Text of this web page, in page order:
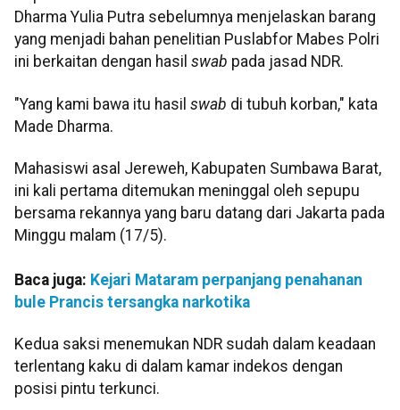
Dharma Yulia Putra sebelumnya menjelaskan barang
yang menjadi bahan penelitian Puslabfor Mabes Polri
ini berkaitan dengan hasil swab pada jasad NDR.
"Yang kami bawa itu hasil swab di tubuh korban," kata
Made Dharma.
Mahasiswi asal Jereweh, Kabupaten Sumbawa Barat,
ini kali pertama ditemukan meninggal oleh sepupu
bersama rekannya yang baru datang dari Jakarta pada
Minggu malam (17/5).
Baca juga: Kejari Mataram perpanjang penahanan
bule Prancis tersangka narkotika
Kedua saksi menemukan NDR sudah dalam keadaan
terlentang kaku di dalam kamar indekos dengan
posisi pintu terkunci.